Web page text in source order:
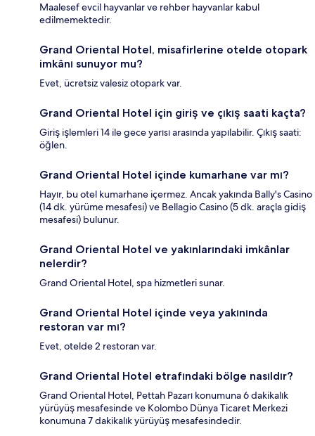
Maalesef evcil hayvanlar ve rehber hayvanlar kabul
edilmemektedir.
Grand Oriental Hotel, misafirlerine otelde otopark
imkânı sunuyor mu?
Evet, ücretsiz valesiz otopark var.
Grand Oriental Hotel için giriş ve çıkış saati kaçta?
Giriş işlemleri 14 ile gece yarısı arasında yapılabilir. Çıkış saati:
öğlen.
Grand Oriental Hotel içinde kumarhane var mı?
Hayır, bu otel kumarhane içermez. Ancak yakında Bally's Casino
(14 dk. yürüme mesafesi) ve Bellagio Casino (5 dk. araçla gidiş
mesafesi) bulunur.
Grand Oriental Hotel ve yakınlarındaki imkânlar
nelerdir?
Grand Oriental Hotel, spa hizmetleri sunar.
Grand Oriental Hotel içinde veya yakınında
restoran var mı?
Evet, otelde 2 restoran var.
Grand Oriental Hotel etrafındaki bölge nasıldır?
Grand Oriental Hotel, Pettah Pazarı konumuna 6 dakikalık
yürüyüş mesafesinde ve Kolombo Dünya Ticaret Merkezi
konumuna 7 dakikalık yürüyüş mesafesindedir.